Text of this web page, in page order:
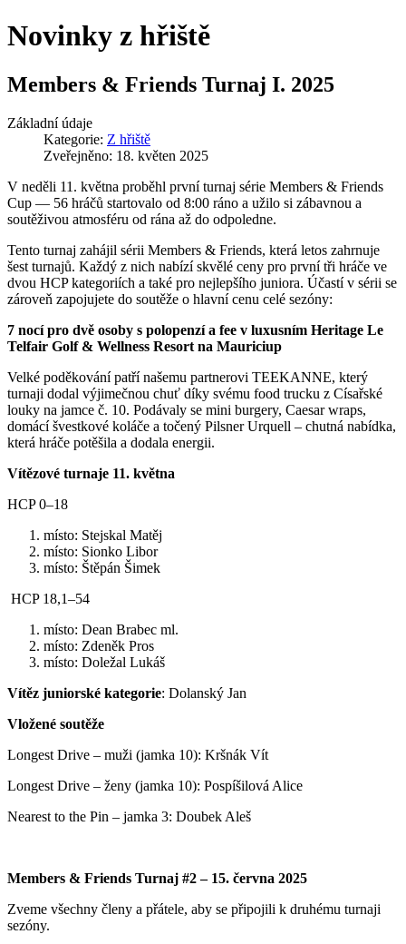
Novinky z hřiště
Members & Friends Turnaj I. 2025
Základní údaje
Kategorie: Z hřiště
Zveřejněno: 18. květen 2025
V neděli 11. května proběhl první turnaj série Members & Friends
Cup — 56 hráčů startovalo od 8:00 ráno a užilo si zábavnou a
soutěživou atmosféru od rána až do odpoledne.
Tento turnaj zahájil sérii Members & Friends, která letos zahrnuje
šest turnajů. Každý z nich nabízí skvělé ceny pro první tři hráče ve
dvou HCP kategoriích a také pro nejlepšího juniora. Účastí v sérii se
zároveň zapojujete do soutěže o hlavní cenu celé sezóny:
7 nocí pro dvě osoby s polopenzí a fee v luxusním Heritage Le
Telfair Golf & Wellness Resort na Mauriciup
Velké poděkování patří našemu partnerovi TEEKANNE, který
turnaji dodal výjimečnou chuť díky svému food trucku z Císařské
louky na jamce č. 10. Podávaly se mini burgery, Caesar wraps,
domácí švestkové koláče a točený Pilsner Urquell – chutná nabídka,
která hráče potěšila a dodala energii.
Vítězové turnaje 11. května
HCP 0–18
místo: Stejskal Matěj
místo: Sionko Libor
místo: Štěpán Šimek
HCP 18,1–54
místo: Dean Brabec ml.
místo: Zdeněk Pros
místo: Doležal Lukáš
Vítěz juniorské kategorie: Dolanský Jan
Vložené soutěže
Longest Drive – muži (jamka 10): Kršnák Vít
Longest Drive – ženy (jamka 10): Pospíšilová Alice
Nearest to the Pin – jamka 3: Doubek Aleš
Members & Friends Turnaj #2 – 15. června 2025
Zveme všechny členy a přátele, aby se připojili k druhému turnaji
sezóny.